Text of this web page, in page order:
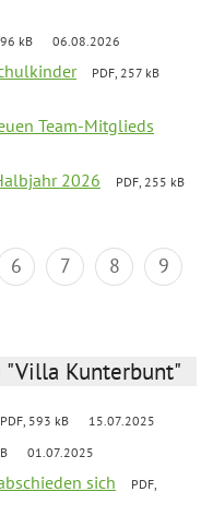
kB 06.08.2026
PDF, 257 kB
Team-Mitglieds
2026
PDF, 255 kB
6 7 8
9
Kunterbunt"
PDF, 593 kB 15.07.2025
01.07.2025
sich
PDF,